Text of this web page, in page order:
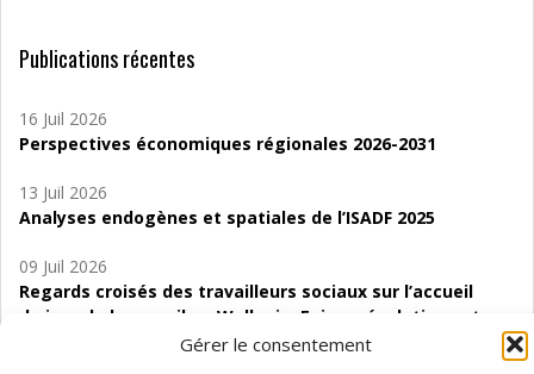
Gérer le consentement
Publications récentes
16 Juil 2026
Perspectives économiques régionales 2026-2031
13 Juil 2026
Analyses endogènes et spatiales de l’ISADF 2025
09 Juil 2026
Regards croisés des travailleurs sociaux sur l’accueil
de jour de bas seuil en Wallonie. Enjeux, évolutions et